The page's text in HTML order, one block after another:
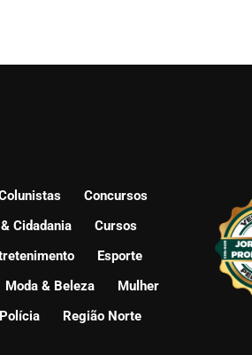
Concursos
Cidadania
Cursos
Esporte
Moda & Beleza
Mulher
Polícia
Região Norte